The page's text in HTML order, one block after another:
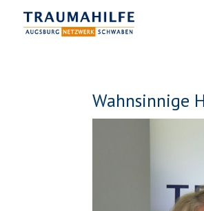
Wahnsinnige